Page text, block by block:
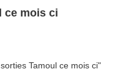
ce mois ci